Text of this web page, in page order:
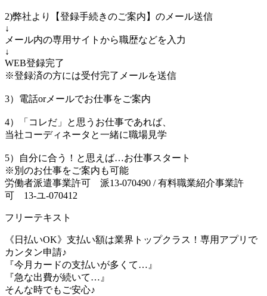
2)弊社より【登録手続きのご案内】のメール送信
↓
メール内の専用サイトから職歴などを入力
↓
WEB登録完了
※登録済の方には受付完了メールを送信
3）電話orメールでお仕事をご案内
4）「コレだ」と思うお仕事であれば、
当社コーディネータと一緒に職場見学
5）自分に合う！と思えば…お仕事スタート
※別のお仕事をご案内も可能
労働者派遣事業許可 派13-070490 / 有料職業紹介事業許
可 13-ユ-070412
フリーテキスト
《日払いOK》支払い額は業界トップクラス！専用アプリで
カンタン申請♪
『今月カードの支払いが多くて…』
『急な出費が続いて…』
そんな時でもご安心♪